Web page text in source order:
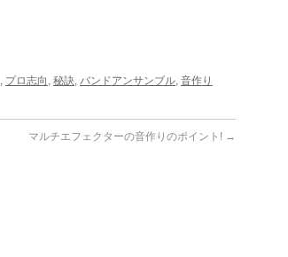
, プロ志向 , 秘訣, バンドアンサンブル, 音作り
マルチエフェクターの音作りのポイント! →